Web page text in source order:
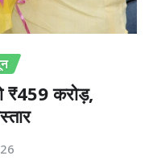
₹459 करोड़,